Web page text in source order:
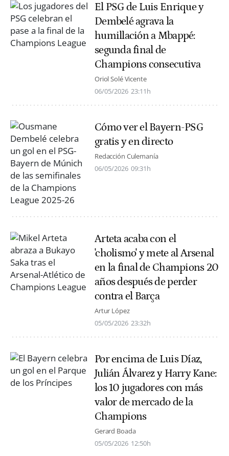
El PSG de Luis Enrique y
Dembelé agrava la
humillación a Mbappé:
segunda final de
Champions consecutiva
Oriol Solé Vicente
06/05/2026 23:11h
Cómo ver el Bayern-PSG
gratis y en directo
Redacción Culemanía
06/05/2026 09:31h
Arteta acaba con el
'cholismo' y mete al Arsenal
en la final de Champions 20
años después de perder
contra el Barça
Artur López
05/05/2026 23:32h
Por encima de Luis Díaz,
Julián Álvarez y Harry Kane:
los 10 jugadores con más
valor de mercado de la
Champions
Gerard Boada
05/05/2026 12:50h